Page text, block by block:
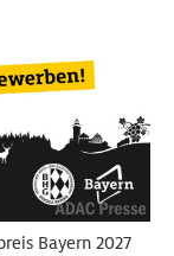
Bayern 2027